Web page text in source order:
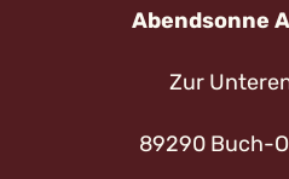
Abendsonne
Zur
89290 Buch-